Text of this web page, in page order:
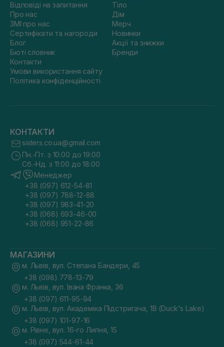
Відповіді на запитання
Про нас
ЗМІ про нас
Сертифікати та нагороди
Блог
Бюті словник
Контакти
Умови використання сайту
Політика конфіденційності
Тіло
Дім
Мерч
Новинки
Акції та знижки
Бренди
КОНТАКТИ
sisters.co.ua@gmail.com
Пн.-Пт. з 10:00 до 19:00
Сб.-Нд. з 11:00 до 18:00
Менеджер
+38 (097) 612-54-81
+38 (097) 788-12-88
+38 (097) 983-41-20
+38 (068) 693-46-00
+38 (068) 951-22-86
МАГАЗИНИ
м. Львів, вул. Степана Бандери, 45
+38 (098) 778-13-79
м. Львів, вул. Івана Франка, 36
+38 (097) 611-95-94
м. Львів, вул. Академіка Підстригача, 1В (Duck's Lake)
+38 (097) 101-97-16
м. Рівне, вул. 16-го Липня, 15
+38 (097) 544-61-44